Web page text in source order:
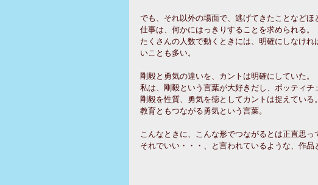
でも、それ以外の場面で、逃げてきたことなどほ
仕事は、何かにはっきりすることを求められる。
たくさんの人数で動くときには、明確にしなけ
いことも多い。
剛毅と勇気の違いを、カントは明確にしていた。
私は、剛毅という言葉が大好きだし、ボッティチ
剛毅を性質、勇気を徳としてカントは捉えている。
教育ともつながる勇気という言葉。
こんなときに、こんな形でつながるとは正直思っ
それでいい・・・、と言われているような、作品